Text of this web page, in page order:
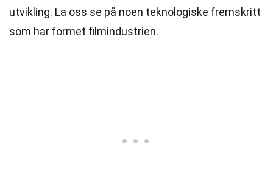
utvikling. La oss se på noen teknologiske fremskritt
som har formet filmindustrien.